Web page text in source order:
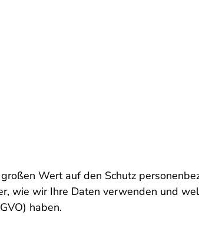
Wert auf den Schutz
wie wir Ihre Daten verwenden und
haben.